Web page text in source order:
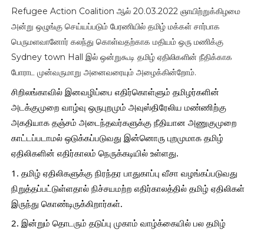
Refugee Action Coalition ஆல் 20.03.2022 ஞாயிற்றுக்கிழமை
அன்று ஒழுங்கு செய்யப்படும் பேரணியில் தமிழ் மக்கள் சார்பாக
பெருமளவானோர் கலந்து கொள்வதற்காக மதியம் ஒரு மணிக்கு
Sydney town Hall இல் ஒன்றுகூடி தமிழ் ஏதிலிகளின் நீதிக்காக
போராட முன்வருமாறு அனைவரையும் அழைக்கின்றோம்.
சிறிலங்காவில் இனவழிப்பை எதிர்கொள்ளும் தமிழர்களின்
அடக்குமுறை வாழ்வு ஒருபுறமும் அவுஸ்திரேலிய மண்ணிற்கு
அகதியாக தஞ்சம் அடைந்தவர்களுக்கு நீதியான அணுகுமுறை
காட்டப்படாமல் ஒடுக்கப்படுவது இன்னொரு புறமுமாக தமிழ்
ஏதிலிகளின் எதிர்காலம் நெருக்கடியில் உள்ளது.
1. தமிழ் ஏதிலிகளுக்கு நிரந்தர பாதுகாப்பு வீசா வழங்கப்படுவது
நிறுத்தப்பட்டுள்ளதால் நிச்சயமற்ற எதிர்காலத்தில் தமிழ் ஏதிலிகள்
இருந்து கொண்டிருக்கிறார்கள்.
2. இன்றும் தொடரும் தடுப்பு முகாம் வாழ்க்கையில் பல தமிழ்